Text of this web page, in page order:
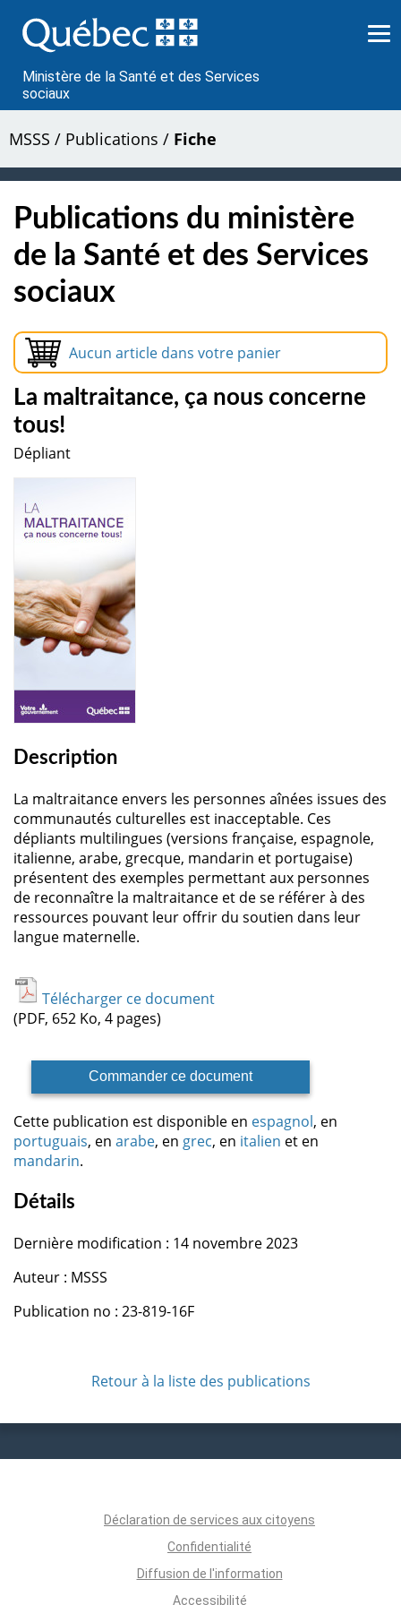
au
contenu
Ministère de la Santé et des Services
sociaux
MSSS / Publications / Fiche
Publications du ministère
de la Santé et des Services
sociaux
Aucun article dans votre panier
La maltraitance, ça nous concerne
tous!
Dépliant
Description
La maltraitance envers les personnes aînées issues des
communautés culturelles est inacceptable. Ces
dépliants multilingues (versions française, espagnole,
italienne, arabe, grecque, mandarin et portugaise)
présentent des exemples permettant aux personnes
de reconnaître la maltraitance et de se référer à des
ressources pouvant leur offrir du soutien dans leur
langue maternelle.
Télécharger ce document
(PDF, 652 Ko, 4 pages)
Commander ce document
Cette publication est disponible en espagnol, en
portuguais, en arabe, en grec, en italien et en
mandarin.
Détails
Dernière modification : 14 novembre 2023
Auteur : MSSS
Publication no : 23-819-16F
Retour à la liste des publications
Déclaration de services aux citoyens
Confidentialité
Diffusion de l'information
Accessibilité